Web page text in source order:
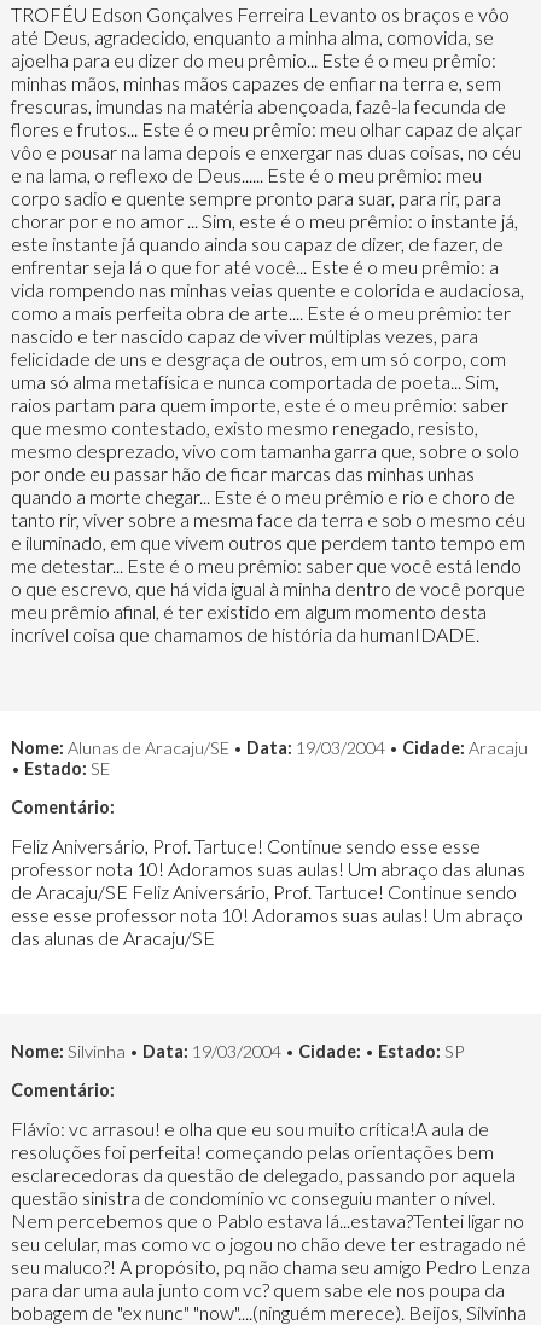
TROFÉU Edson Gonçalves Ferreira Levanto os braços e vôo
até Deus, agradecido, enquanto a minha alma, comovida, se
ajoelha para eu dizer do meu prêmio... Este é o meu prêmio:
minhas mãos, minhas mãos capazes de enfiar na terra e, sem
frescuras, imundas na matéria abençoada, fazê-la fecunda de
flores e frutos... Este é o meu prêmio: meu olhar capaz de alçar
vôo e pousar na lama depois e enxergar nas duas coisas, no céu
e na lama, o reflexo de Deus...... Este é o meu prêmio: meu
corpo sadio e quente sempre pronto para suar, para rir, para
chorar por e no amor ... Sim, este é o meu prêmio: o instante já,
este instante já quando ainda sou capaz de dizer, de fazer, de
enfrentar seja lá o que for até você... Este é o meu prêmio: a
vida rompendo nas minhas veias quente e colorida e audaciosa,
como a mais perfeita obra de arte.... Este é o meu prêmio: ter
nascido e ter nascido capaz de viver múltiplas vezes, para
felicidade de uns e desgraça de outros, em um só corpo, com
uma só alma metafísica e nunca comportada de poeta... Sim,
raios partam para quem importe, este é o meu prêmio: saber
que mesmo contestado, existo mesmo renegado, resisto,
mesmo desprezado, vivo com tamanha garra que, sobre o solo
por onde eu passar hão de ficar marcas das minhas unhas
quando a morte chegar... Este é o meu prêmio e rio e choro de
tanto rir, viver sobre a mesma face da terra e sob o mesmo céu
e iluminado, em que vivem outros que perdem tanto tempo em
me detestar... Este é o meu prêmio: saber que você está lendo
o que escrevo, que há vida igual à minha dentro de você porque
meu prêmio afinal, é ter existido em algum momento desta
incrível coisa que chamamos de história da humanIDADE.
Nome: Alunas de Aracaju/SE • Data: 19/03/2004 • Cidade: Aracaju
• Estado: SE
Comentário:
Feliz Aniversário, Prof. Tartuce! Continue sendo esse esse
professor nota 10! Adoramos suas aulas! Um abraço das alunas
de Aracaju/SE Feliz Aniversário, Prof. Tartuce! Continue sendo
esse esse professor nota 10! Adoramos suas aulas! Um abraço
das alunas de Aracaju/SE
Nome: Silvinha • Data: 19/03/2004 • Cidade: • Estado: SP
Comentário:
Flávio: vc arrasou! e olha que eu sou muito crítica!A aula de
resoluções foi perfeita! começando pelas orientações bem
esclarecedoras da questão de delegado, passando por aquela
questão sinistra de condomínio vc conseguiu manter o nível.
Nem percebemos que o Pablo estava lá...estava?Tentei ligar no
seu celular, mas como vc o jogou no chão deve ter estragado né
seu maluco?! A propósito, pq não chama seu amigo Pedro Lenza
para dar uma aula junto com vc? quem sabe ele nos poupa da
bobagem de "ex nunc" "now"....(ninguém merece). Beijos, Silvinha